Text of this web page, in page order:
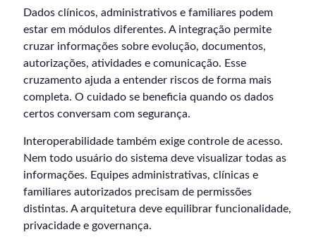
Dados clínicos, administrativos e familiares podem
estar em módulos diferentes. A integração permite
cruzar informações sobre evolução, documentos,
autorizações, atividades e comunicação. Esse
cruzamento ajuda a entender riscos de forma mais
completa. O cuidado se beneficia quando os dados
certos conversam com segurança.
Interoperabilidade também exige controle de acesso.
Nem todo usuário do sistema deve visualizar todas as
informações. Equipes administrativas, clínicas e
familiares autorizados precisam de permissões
distintas. A arquitetura deve equilibrar funcionalidade,
privacidade e governança.